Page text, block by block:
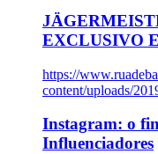
EXCLUSIVO
https://
content/uploads/
Instagram: o
Influenciadores